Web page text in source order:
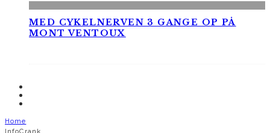
MED CYKELNERVEN 3 GANGE OP PÅ
MONT VENTOUX
Home
InfoCrank